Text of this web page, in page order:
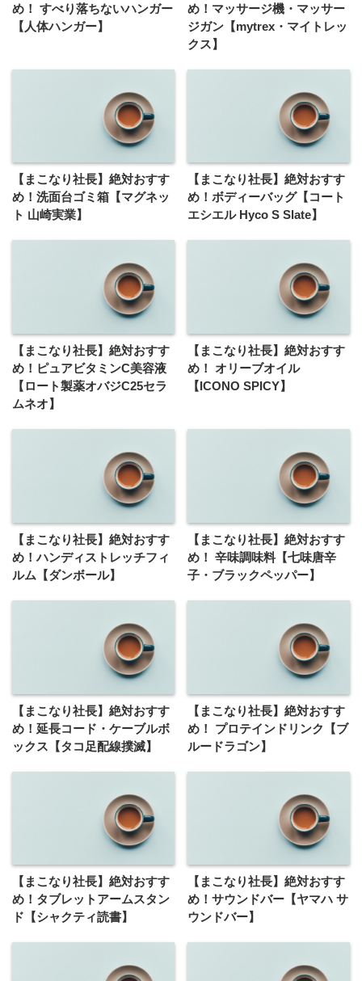
め！ すべり落ちないハンガー
【人体ハンガー】
め！マッサージ機・マッサー
ジガン【mytrex・マイトレッ
クス】
【まこなり社長】絶対おすす
め！洗面台ゴミ箱【マグネッ
ト 山崎実業】
【まこなり社長】絶対おすす
め！ボディーバッグ【コート
エシエル Hyco S Slate】
【まこなり社長】絶対おすす
め！ピュアビタミンC美容液
【ロート製薬オバジC25セラ
ムネオ】
【まこなり社長】絶対おすす
め！ オリーブオイル
【ICONO SPICY】
【まこなり社長】絶対おすす
め！ハンディストレッチフィ
ルム【ダンボール】
【まこなり社長】絶対おすす
め！ 辛味調味料【七味唐辛
子・ブラックペッパー】
【まこなり社長】絶対おすす
め！延長コード・ケーブルボ
ックス【タコ足配線撲滅】
【まこなり社長】絶対おすす
め！ プロテインドリンク【ブ
ルードラゴン】
【まこなり社長】絶対おすす
め！タブレットアームスタン
ド【シャクティ読書】
【まこなり社長】絶対おすす
め！サウンドバー【ヤマハ サ
ウンドバー】